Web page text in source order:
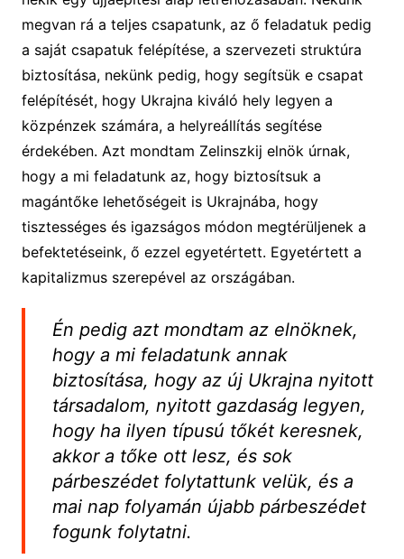
megvan rá a teljes csapatunk, az ő feladatuk pedig
a saját csapatuk felépítése, a szervezeti struktúra
biztosítása, nekünk pedig, hogy segítsük e csapat
felépítését, hogy Ukrajna kiváló hely legyen a
közpénzek számára, a helyreállítás segítése
érdekében. Azt mondtam Zelinszkij elnök úrnak,
hogy a mi feladatunk az, hogy biztosítsuk a
magántőke lehetőségeit is Ukrajnába, hogy
tisztességes és igazságos módon megtérüljenek a
befektetéseink, ő ezzel egyetértett. Egyetértett a
kapitalizmus szerepével az országában.
Én pedig azt mondtam az elnöknek,
hogy a mi feladatunk annak
biztosítása, hogy az új Ukrajna nyitott
társadalom, nyitott gazdaság legyen,
hogy ha ilyen típusú tőkét keresnek,
akkor a tőke ott lesz, és sok
párbeszédet folytattunk velük, és a
mai nap folyamán újabb párbeszédet
fogunk folytatni.